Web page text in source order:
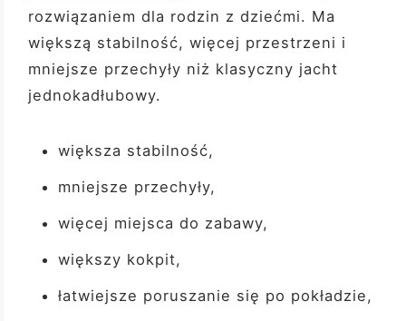
rozwiązaniem dla rodzin z dziećmi. Ma
większą stabilność, więcej przestrzeni i
mniejsze przechyły niż klasyczny jacht
jednokadłubowy.
większa stabilność,
mniejsze przechyły,
więcej miejsca do zabawy,
większy kokpit,
łatwiejsze poruszanie się po pokładzie,